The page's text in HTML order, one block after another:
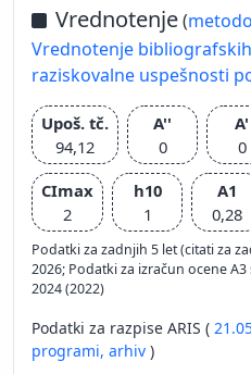
Vrednotenje(
Vrednotenje
raziskovalne uspešnosti
Upoš. tč.
94,12
A''
0
A'
0
CImax
2
h10
1
A1
0,28
Podatki za zadnjih 5 let (citati za
2026; Podatki za izračun ocene
2024 (2022)
Podatki za razpise ARIS (
programi, arhiv )